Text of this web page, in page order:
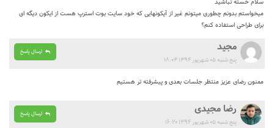
سلام خسته نباشید
میخواستم بدونم چطوری میتونم غیر از آیکونهایی که خود سایت بوت استرپ هست از ایکون دیگه ای
برای طراحی استفاده کنم؟
ارسال پاسخ مجید
پنج شنبه ۰۵ شهریور ۱۳۹۴ ۱۸:۰۳
ممنون رضای عزیز منتظر جلسات بعدی و پیشرفته تر هستیم
ارسال پاسخ رضا مجیدی
پنج شنبه ۰۵ شهریور ۱۳۹۴ ۱۶:۲۰